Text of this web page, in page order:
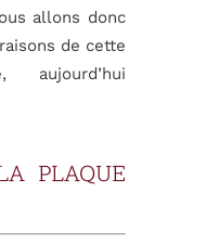
allons donc
de cette
aujourd’hui
PLAQUE